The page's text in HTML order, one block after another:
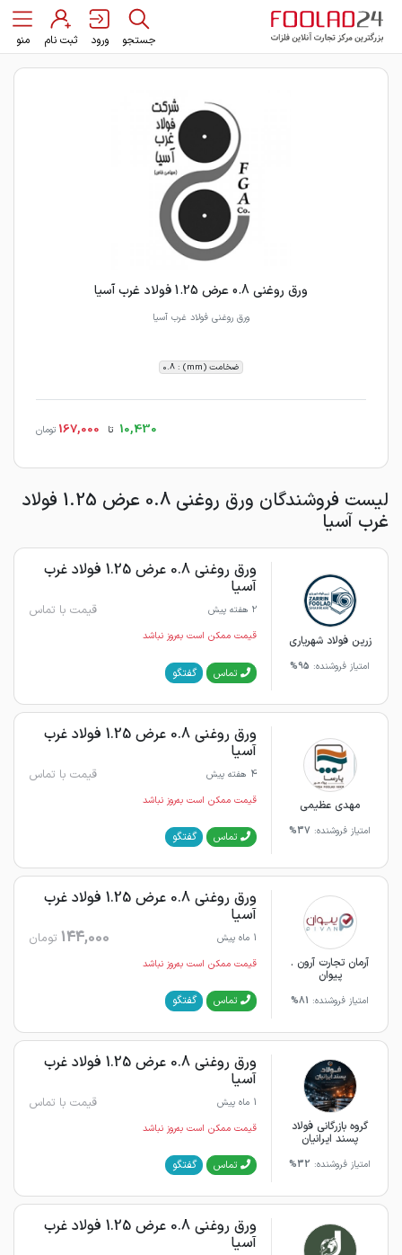
جستجو ورود ثبت نام منو
ورق روغنی 0.8 عرض 1.25 فولاد غرب آسیا
ورق روغنی فولاد غرب آسیا
ضخامت (mm) : 0.8
10,430 تا 167,000 تومان
لیست فروشندگان ورق روغنی 0.8 عرض 1.25 فولاد
غرب آسیا
زرین فولاد شهریاری
امتیاز فروشنده: 95%
ورق روغنی 0.8 عرض 1.25 فولاد غرب
آسیا
2 هفته پیش قیمت با تماس
قیمت ممکن است به‌روز نباشد
تماس گفتگو
مهدی عظیمی
امتیاز فروشنده: 37%
ورق روغنی 0.8 عرض 1.25 فولاد غرب
آسیا
4 هفته پیش قیمت با تماس
قیمت ممکن است به‌روز نباشد
تماس گفتگو
آرمان تجارت آرون .
پیوان
امتیاز فروشنده: 81%
ورق روغنی 0.8 عرض 1.25 فولاد غرب
آسیا
1 ماه پیش 144,000 تومان
قیمت ممکن است به‌روز نباشد
تماس گفتگو
گروه بازرگانی فولاد
پسند ایرانیان
امتیاز فروشنده: 32%
ورق روغنی 0.8 عرض 1.25 فولاد غرب
آسیا
1 ماه پیش قیمت با تماس
قیمت ممکن است به‌روز نباشد
تماس گفتگو
ورق روغنی 0.8 عرض 1.25 فولاد غرب
آسیا